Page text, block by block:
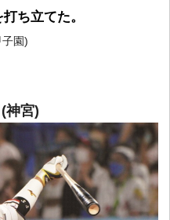
ち立てた。
園)
神宮)